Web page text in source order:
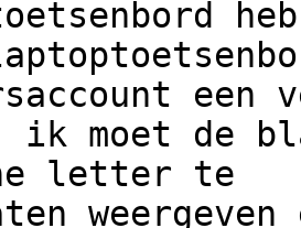
een
, ik moet de
letter te